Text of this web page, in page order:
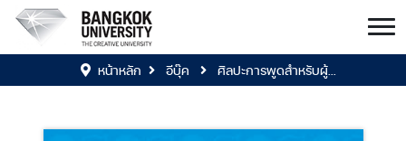
หน้าหลัก อีบุ๊ค ศิลปะการพูดสำหรับผู้...